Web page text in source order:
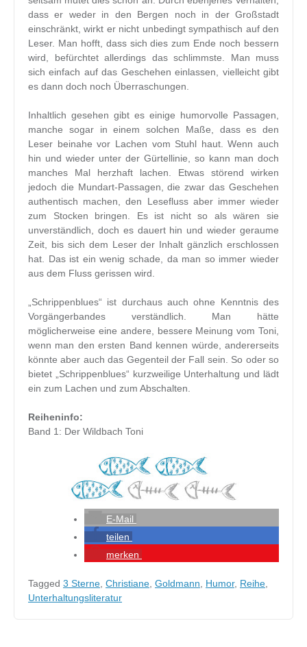
dass er weder in den Bergen noch in der Großstadt
einschränkt, wirkt er nicht unbedingt sympathisch auf den
Leser. Man hofft, dass sich dies zum Ende noch bessern
wird, befürchtet allerdings das schlimmste. Man muss
sich einfach auf das Geschehen einlassen, vielleicht gibt
es dann doch noch Überraschungen.
Inhaltlich gesehen gibt es einige humorvolle Passagen,
manche sogar in einem solchen Maße, dass es den
Leser beinahe vor Lachen vom Stuhl haut. Wenn auch
hin und wieder unter der Gürtellinie, so kann man doch
manches Mal herzhaft lachen. Etwas störend wirken
jedoch die Mundart-Passagen, die zwar das Geschehen
authentisch machen, den Lesefluss aber immer wieder
zum Stocken bringen. Es ist nicht so als wären sie
unverständlich, doch es dauert hin und wieder geraume
Zeit, bis sich dem Leser der Inhalt gänzlich erschlossen
hat. Das ist ein wenig schade, da man so immer wieder
aus dem Fluss gerissen wird.
„Schrippenblues“ ist durchaus auch ohne Kenntnis des
Vorgängerbandes verständlich. Man hätte
möglicherweise eine andere, bessere Meinung vom Toni,
wenn man den ersten Band kennen würde, andererseits
könnte aber auch das Gegenteil der Fall sein. So oder so
bietet „Schrippenblues“ kurzweilige Unterhaltung und lädt
ein zum Lachen und zum Abschalten.
Reiheninfo:
Band 1: Der Wildbach Toni
E-Mail
teilen
merken
Tagged 3 Sterne Christiane Goldmann Humor, Reihe
Unterhaltungsliteratur